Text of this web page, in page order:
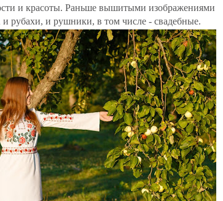
и красоты. Раньше вышитыми изображениями
рубахи, и рушники, в том числе - свадебные.